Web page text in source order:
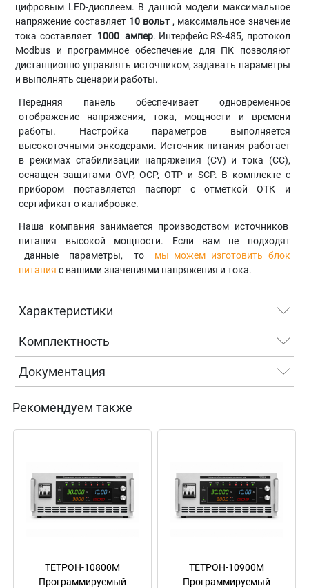
цифровым LED-дисплеем. В данной модели максимальное
напряжение составляет 10 вольт , максимальное значение
тока составляет 1000 ампер. Интерфейс RS-485, протокол
Modbus и программное обеспечение для ПК позволяют
дистанционно управлять источником, задавать параметры
и выполнять сценарии работы.
Передняя панель обеспечивает одновременное
отображение напряжения, тока, мощности и времени
работы. Настройка параметров выполняется
высокоточными энкодерами. Источник питания работает
в режимах стабилизации напряжения (CV) и тока (CC),
оснащен защитами OVP, OCP, OTP и SCP. В комплекте с
прибором поставляется паспорт с отметкой ОТК и
сертификат о калибровке.
Наша компания занимается производством источников
питания высокой мощности. Если вам не подходят
данные параметры, то мы можем изготовить блок
питания с вашими значениями напряжения и тока.
Характеристики
Комплектность
Документация
Рекомендуем также
ТЕТРОН-10800М
Программируемый
ТЕТРОН-10900М
Программируемый